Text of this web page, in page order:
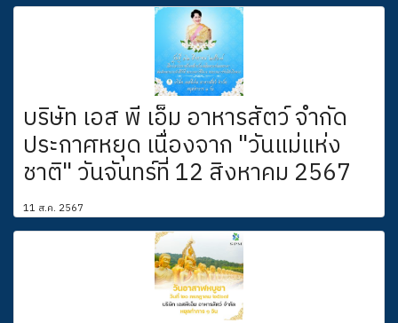
บริษัท เอส พี เอ็ม อาหารสัตว์ จำกัด
ประกาศหยุด เนื่องจาก "วันแม่แห่ง
ชาติ" วันจันทร์ที่ 12 สิงหาคม 2567
11 ส.ค. 2567